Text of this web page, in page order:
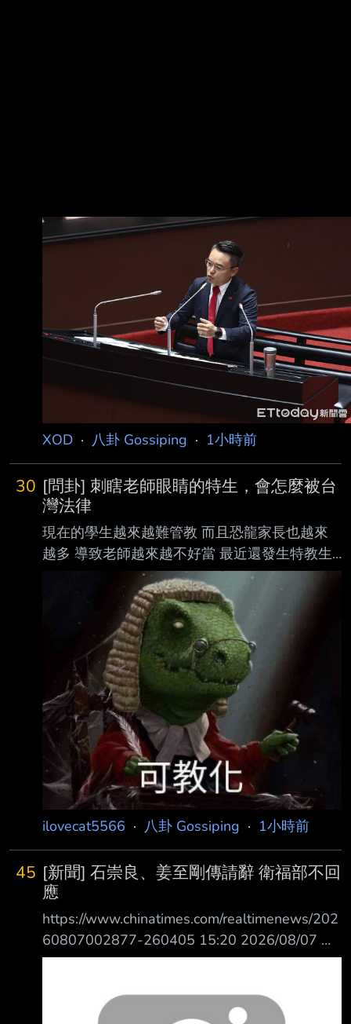
XOD · 八卦 Gossiping · 1小時前
30 [問卦] 刺瞎老師眼睛的特生，會怎麼被台
灣法律
現在的學生越來越難管教 而且恐龍家長也越來
越多 導致老師越來越不好當 最近還發生特教生
刺瞎老師的眼睛，超扯超扯 刺瞎老師眼睛的特
教生，會怎麼被台灣法律怎麼制裁呢？ 有沒有
卦？0.0 ----- Sent from JPTT on my iPhone --
8088: 現在就一堆87四輪猴了 為了咱歹丸 沒錢
的最大0.0 以前的年代就被老師痛扁一頓了 看還
敢不敢搞事 ：掃把過去，你可以閃開啊，為什
麼不閃開？ 贏的會更大尾吧0.0 經驗值up up 未
成年、特生，2顆無敵星星吃下去 0.0 然後會先
檢討老師吧
ilovecat5566 · 八卦 Gossiping · 1小時前
45 [新聞] 石崇良、姜至剛傳請辭 衛福部不回
應
https://www.chinatimes.com/realtimenews/202
60807002877-260405 15:20 2026/08/07 中
時 林周義 石崇良、姜至剛傳請辭 衛福部不回應
（7日）早才出面喊話台中公開3日會議記錄 ，